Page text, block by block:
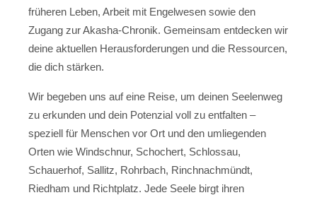
früheren Leben, Arbeit mit Engelwesen sowie den
Zugang zur Akasha-Chronik. Gemeinsam entdecken wir
deine aktuellen Herausforderungen und die Ressourcen,
die dich stärken.
Wir begeben uns auf eine Reise, um deinen Seelenweg
zu erkunden und dein Potenzial voll zu entfalten –
speziell für Menschen vor Ort und den umliegenden
Orten wie Windschnur, Schochert, Schlossau,
Schauerhof, Sallitz, Rohrbach, Rinchnachmündt,
Riedham und Richtplatz. Jede Seele birgt ihren